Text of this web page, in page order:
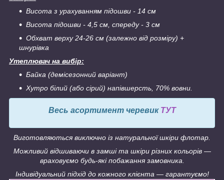
Висота з урахуванням підошви - 14 см
Висота підошви - 4,5 см, спереду - 3 см
Обхват верху 24-26 см (залежно від розміру) +
шнурівка
Утеплювач на вибір:
Байка (демісезонний варіант)
Хутро білий (або сірий) напівшерсть, 70% вовни.
Весь асортимент черевик ТУТ
Виготовляються виключно із натуральної шкіри флотар.
Можливий відшиваючи в замші та шкіри різних кольорів ―
враховуємо будь-які побажання замовника.
Індивідуальний підхід до кожного клієнта ― гарантуємо!